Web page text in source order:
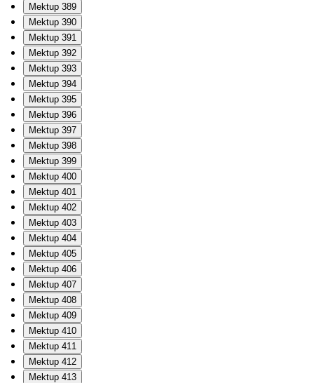
Mektup 389
Mektup 390
Mektup 391
Mektup 392
Mektup 393
Mektup 394
Mektup 395
Mektup 396
Mektup 397
Mektup 398
Mektup 399
Mektup 400
Mektup 401
Mektup 402
Mektup 403
Mektup 404
Mektup 405
Mektup 406
Mektup 407
Mektup 408
Mektup 409
Mektup 410
Mektup 411
Mektup 412
Mektup 413